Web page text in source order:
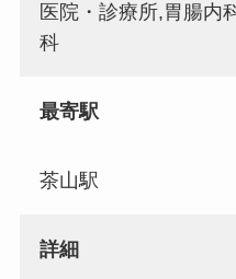
医院・診療所,胃腸内
科
最寄駅
茶山駅
詳細